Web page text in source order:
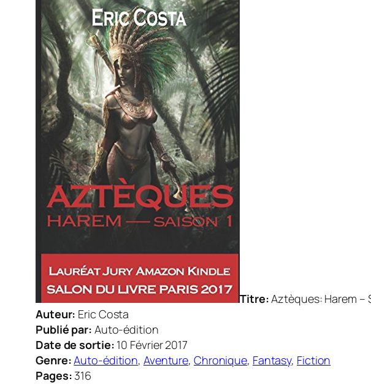
Titre:Aztèques: Harem –
Auteur: Eric Costa
Publié par: Auto-édition
Date de sortie: 10 Février 2017
Genre:Auto-édition, Aventure, Chronique, Fantasy, Fiction
Pages:316